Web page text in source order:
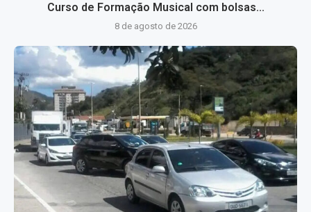
Curso de Formação Musical com bolsas...
8 de agosto de 2026